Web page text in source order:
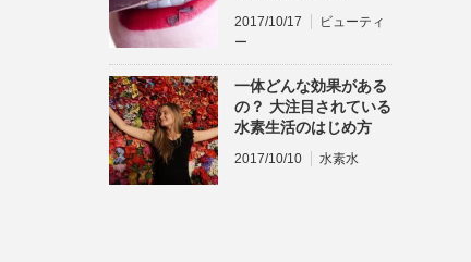
2017/10/17
ビューティ
ー
一体どんな効果がある
の？ 大注目されている
水素生活のはじめ方
2017/10/10 水素水